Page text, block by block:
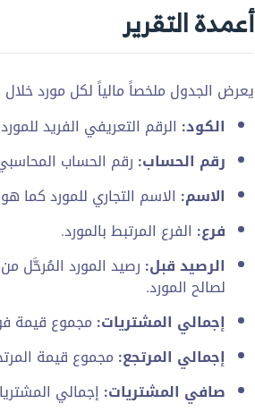
أعمدة التقرير
يعرض الجدول ملخصاً مالياً لكل مورد خلال
الكود: الرقم التعريفي الفريد
رقم الحساب: رقم الحساب
الاسم: الاسم التجاري للمورد كما
فرع: الفرع المرتبط بالمورد.
الرصيد قبل: رصيد المورد المُرحَّل
لصالح المورد.
إجمالي المشتريات: مجموع قيمة
إجمالي المرتجع: مجموع قيمة
صافي المشتريات: إجمالي